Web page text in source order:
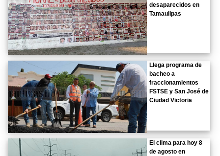
desaparecidos en
Tamaulipas
Llega programa de
bacheo a
fraccionamientos
FSTSE y San José de
Ciudad Victoria
El clima para hoy 8
de agosto en